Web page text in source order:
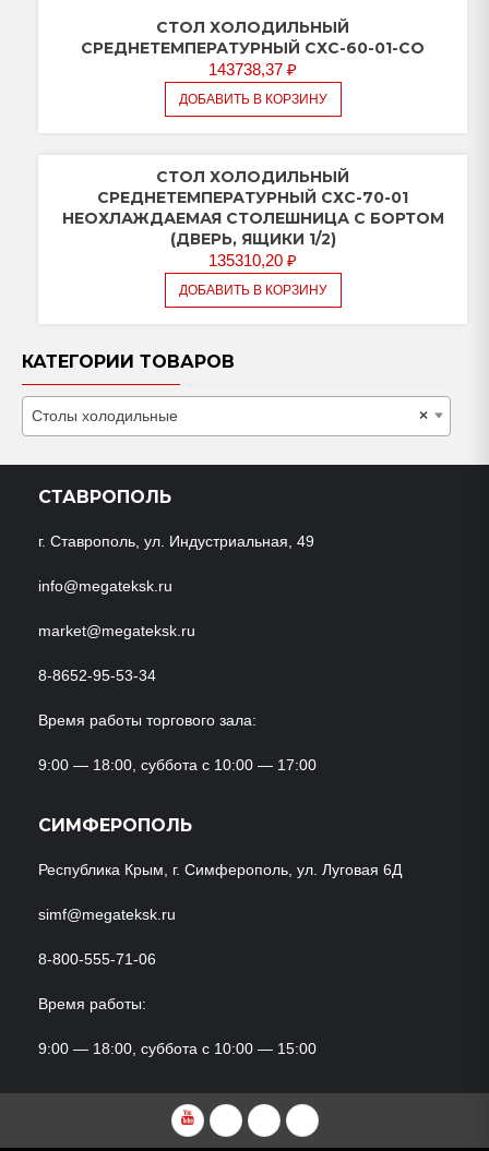
СТОЛ ХОЛОДИЛЬНЫЙ
СРЕДНЕТЕМПЕРАТУРНЫЙ СХС-60-01-СО
143738,37 ₽
ДОБАВИТЬ В КОРЗИНУ
СТОЛ ХОЛОДИЛЬНЫЙ
СРЕДНЕТЕМПЕРАТУРНЫЙ СХС-70-01
НЕОХЛАЖДАЕМАЯ СТОЛЕШНИЦА С БОРТОМ
(ДВЕРЬ, ЯЩИКИ 1/2)
135310,20 ₽
ДОБАВИТЬ В КОРЗИНУ
КАТЕГОРИИ ТОВАРОВ
×
Столы холодильные
СТАВРОПОЛЬ
г. Ставрополь, ул. Индустриальная, 49
info@megateksk.ru
market@megateksk.ru
8-8652-95-53-34
Время работы торгового зала:
9:00 — 18:00, суббота с 10:00 — 17:00
СИМФЕРОПОЛЬ
Республика Крым, г. Симферополь, ул. Луговая 6Д
simf@megateksk.ru
8-800-555-71-06
Время работы:
9:00 — 18:00, суббота с 10:00 — 15:00
YouTubeVKvideoRuTubeDzen